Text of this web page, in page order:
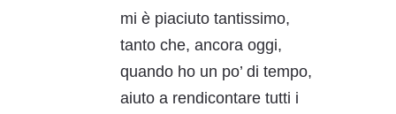
mi è piaciuto tantissimo,
tanto che, ancora oggi,
quando ho un po’ di tempo,
aiuto a rendicontare tutti i